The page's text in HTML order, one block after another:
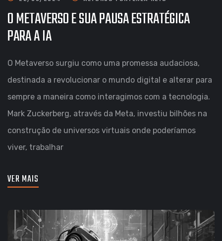
O METAVERSO E SUA PAUSA ESTRATÉGICA
PARA A IA
O Metaverso surgiu como uma promessa audaciosa,
destinada a revolucionar o mundo digital e alterar para
sempre a maneira como interagimos com a tecnologia.
Mark Zuckerberg, através da Meta, investiu bilhões na
construção de universos virtuais onde poderíamos
viver, trabalhar
VER MAIS